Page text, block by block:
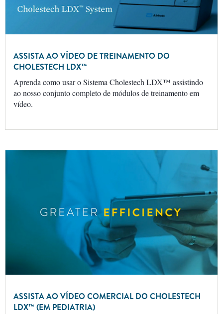
ASSISTA AO VÍDEO DE TREINAMENTO DO
CHOLESTECH LDX™
Aprenda como usar o Sistema Cholestech LDX™ assistindo
ao nosso conjunto completo de módulos de treinamento em
vídeo.
ASSISTA AO VÍDEO COMERCIAL DO CHOLESTECH
LDX™ (EM PEDIATRIA)